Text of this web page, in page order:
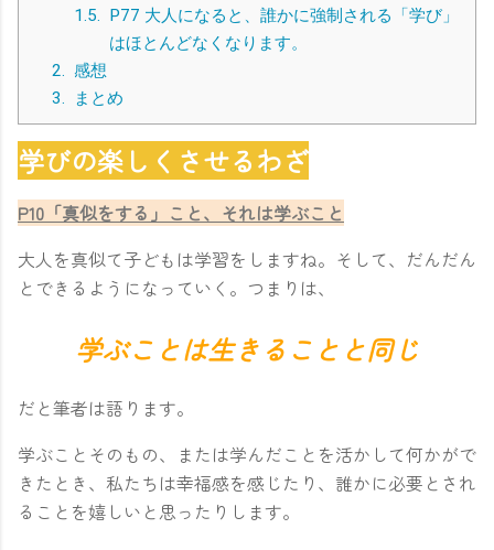
1.5.
P77 大人になると、誰かに強制される「学び」
はほとんどなくなります。
2. 感想
3.
まとめ
学びの楽しくさせるわざ
P10「真似をする」こと、それは学ぶこと
大人を真似て子どもは学習をしますね。そして、だんだん
とできるようになっていく。つまりは、
学ぶことは生きることと同じ
だと筆者は語ります。
学ぶことそのもの、または学んだことを活かして何かがで
きたとき、私たちは幸福感を感じたり、誰かに必要とされ
ることを嬉しいと思ったりします。